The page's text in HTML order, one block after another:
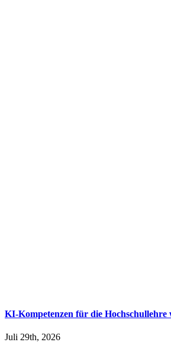
KI-Kompetenzen für die Hochschullehre
Juli 29th, 2026